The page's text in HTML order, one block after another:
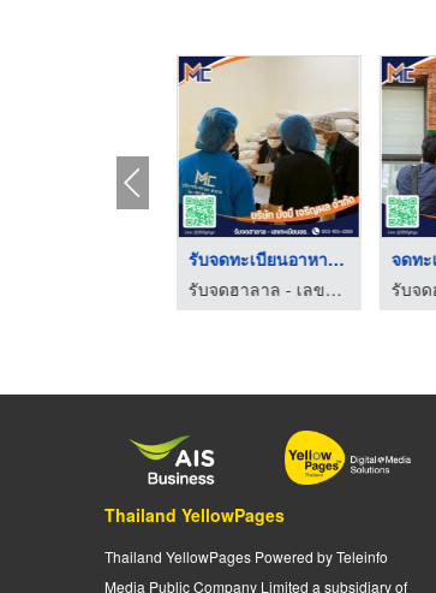
รับจดทะเบียนอาหารเสร ...
รับจดฮาลาล - เลขทะเบียนอย. - MMC
Thailand YellowPages
Thailand YellowPages Powered by Teleinfo
Media Public Company Limited a subsidiary of